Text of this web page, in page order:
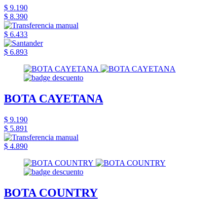
$ 9.190
$ 8.390
$ 6.433
$ 6.893
BOTA CAYETANA
$ 9.190
$ 5.891
$ 4.890
BOTA COUNTRY